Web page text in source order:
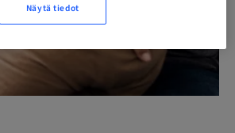
Näytä tiedot